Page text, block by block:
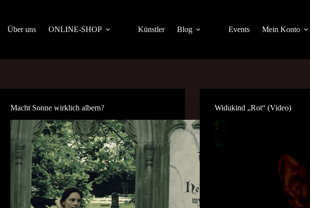
Über uns
ONLINE-SHOP Künstler Blog Events Mein Konto
Macht Sonne wirklich albern? Widukind „Rot“ (Video)